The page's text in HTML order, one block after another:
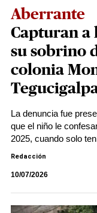
Aberrante
Capturan a
su sobrino
colonia
La denuncia fue
que el niño le
2025, cuando solo
Redacción
10/07/2026